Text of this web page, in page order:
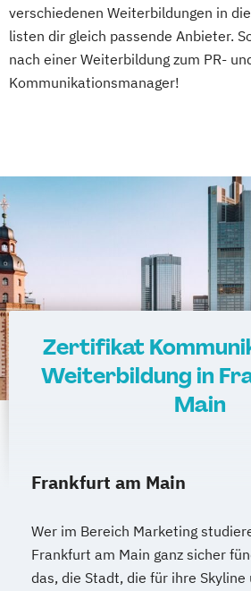
verschiedenen Weiterbildungen in
listen dir gleich passende Anbieter.
nach einer Weiterbildung zum PR-
Kommunikationsmanager!
Zertifikat
Weiterbildung in
Main
Frankfurt am Main
Wer im Bereich Marketing
Frankfurt am Main ganz sicher
das, die Stadt, die für ihre Skyline